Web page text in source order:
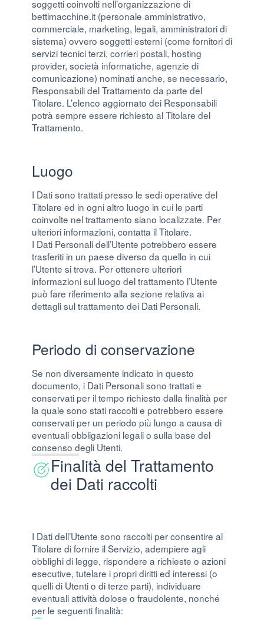
soggetti coinvolti nell’organizzazione di
bettimacchine.it (personale amministrativo,
commerciale, marketing, legali, amministratori di
sistema) ovvero soggetti esterni (come fornitori di
servizi tecnici terzi, corrieri postali, hosting
provider, società informatiche, agenzie di
comunicazione) nominati anche, se necessario,
Responsabili del Trattamento da parte del
Titolare. L’elenco aggiornato dei Responsabili
potrà sempre essere richiesto al Titolare del
Trattamento.
Luogo
I Dati sono trattati presso le sedi operative del
Titolare ed in ogni altro luogo in cui le parti
coinvolte nel trattamento siano localizzate. Per
ulteriori informazioni, contatta il Titolare.
I Dati Personali dell’Utente potrebbero essere
trasferiti in un paese diverso da quello in cui
l’Utente si trova. Per ottenere ulteriori
informazioni sul luogo del trattamento l’Utente
può fare riferimento alla sezione relativa ai
dettagli sul trattamento dei Dati Personali.
Periodo di conservazione
Se non diversamente indicato in questo
documento, i Dati Personali sono trattati e
conservati per il tempo richiesto dalla finalità per
la quale sono stati raccolti e potrebbero essere
conservati per un periodo più lungo a causa di
eventuali obbligazioni legali o sulla base del
consenso degli Utenti.
Finalità del Trattamento
dei Dati raccolti
I Dati dell’Utente sono raccolti per consentire al
Titolare di fornire il Servizio, adempiere agli
obblighi di legge, rispondere a richieste o azioni
esecutive, tutelare i propri diritti ed interessi (o
quelli di Utenti o di terze parti), individuare
eventuali attività dolose o fraudolente, nonché
per le seguenti finalità: